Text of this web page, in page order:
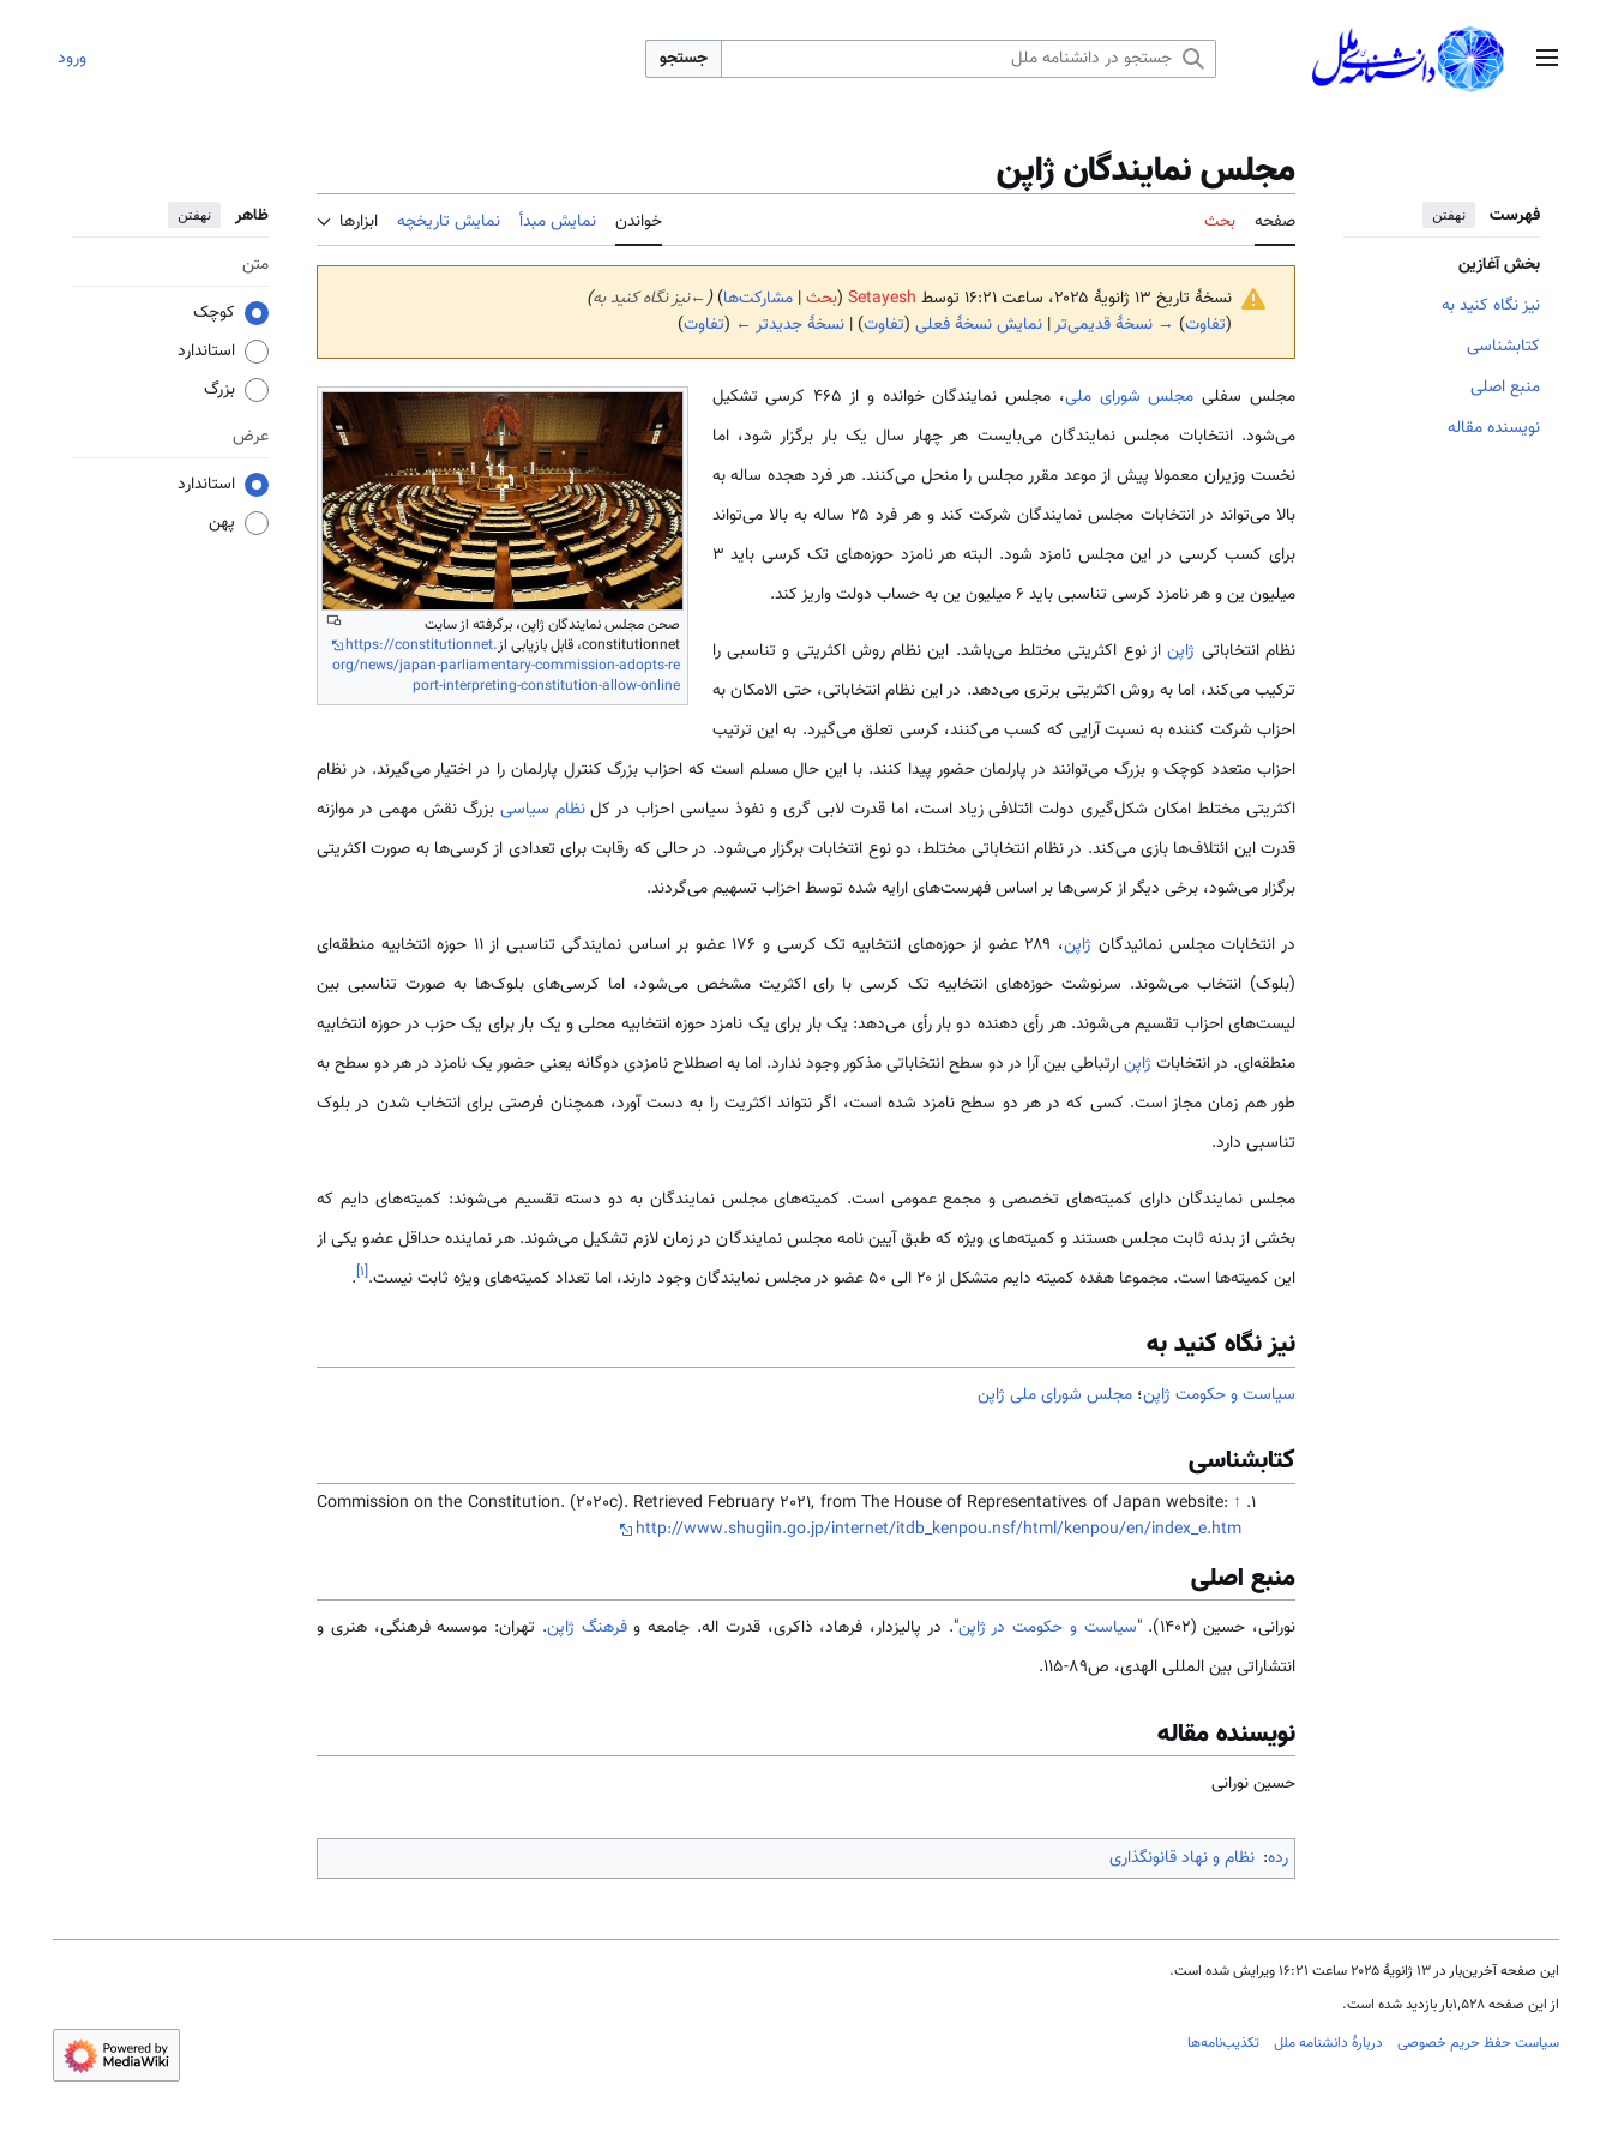
منوی اصلی جستجو ورود
فهرست نهفتن
بخش آغازین
نیز نگاه کنید به
کتابشناسی
منبع اصلی
نویسنده مقاله
مجلس نمایندگان ژاپن
صفحه بحث خواندن نمایش مبدأ نمایش تاریخچه ابزارها ظاهر نهفتن
متن
کوچک
استاندارد
بزرگ
عرض
استاندارد
پهن
نسخهٔ تاریخ ‏۱۳ ژانویهٔ ۲۰۲۵، ساعت ۱۶:۲۱ توسط Setayesh
(بحث| مشارکت‌ها)
(
←نیز نگاه کنید به)
(تفاوت) → نسخهٔ قدیمی‌تر| نمایش نسخهٔ فعلی (تفاوت) | نسخهٔ جدیدتر ← (تفاوت)
صحن مجلس نمایندگان ژاپن، برگرفته از سایت
constitutionnet، قابل بازیابی از
https://constitutionnet.
org/news/japan-parliamentary-commission-adopts-re
port-interpreting-constitution-allow-online
مجلس سفلی مجلس شورای ملی
، مجلس نمایندگان خوانده و از ۴۶۵ کرسی تشکیل
می‌شود. انتخابات مجلس نمایندگان می‌بایست هر چهار سال یک بار برگزار شود، اما
نخست وزیران معمولا پیش از موعد مقرر مجلس را منحل می‌کنند. هر فرد هجده ساله به
بالا می‌تواند در انتخابات مجلس نمایندگان شرکت کند و هر فرد ۲۵ ساله به بالا می‌تواند
برای کسب کرسی در این مجلس نامزد شود. البته هر نامزد حوزه‌های تک کرسی باید ۳
میلیون ین و هر نامزد کرسی تناسبی باید ۶ میلیون ین به حساب دولت واریز کند.
نظام انتخاباتی ژاپناز نوع اکثریتی مختلط می‌باشد. این نظام روش اکثریتی و تناسبی را
ترکیب می‌کند، اما به روش اکثریتی برتری می‌دهد. در این نظام انتخاباتی، حتی الامکان به
احزاب شرکت کننده به نسبت آرایی که کسب می‌کنند، کرسی تعلق می‌گیرد. به این ترتیب
احزاب متعدد کوچک و بزرگ می‌توانند در پارلمان حضور پیدا کنند. با این حال مسلم است که احزاب بزرگ کنترل پارلمان را در اختیار می‌گیرند. در نظام
اکثریتی مختلط امکان شکل‌گیری دولت ائتلافی زیاد است، اما قدرت لابی گری و نفوذ سیاسی احزاب در کلنظام سیاسی بزرگ نقش مهمی در موازنه
قدرت این ائتلاف‌ها بازی می‌کند. در نظام انتخاباتی مختلط، دو نوع انتخابات برگزار می‌شود. در حالی که رقابت برای تعدادی از کرسی‌ها به صورت اکثریتی
برگزار می‌شود، برخی دیگر از کرسی‌ها بر اساس فهرست‌های ارایه شده توسط احزاب تسهیم می‌گردند.
در انتخابات مجلس نمانیدگان ژاپن
، ۲۸۹ عضو از حوزه‌های انتخابیه تک کرسی و ۱۷۶ عضو بر اساس نمایندگی تناسبی از ۱۱ حوزه انتخابیه منطقه‌ای
(بلوک) انتخاب می‌شوند. سرنوشت حوزه‌های انتخابیه تک کرسی با رای اکثریت مشخص می‌شود، اما کرسی‌های بلوک‌ها به صورت تناسبی بین
لیست‌های احزاب تقسیم می‌شوند. هر رأی دهنده دو بار رأی می‌دهد: یک بار برای یک نامزد حوزه انتخابیه محلی و یک بار برای یک حزب در حوزه انتخابیه
منطقه‌ای. در انتخابات ژاپنارتباطی بین آرا در دو سطح انتخاباتی مذکور وجود ندارد. اما به اصطلاح نامزدی دوگانه یعنی حضور یک نامزد در هر دو سطح به
طور هم زمان مجاز است. کسی که در هر دو سطح نامزد شده است، اگر نتواند اکثریت را به دست آورد، همچنان فرصتی برای انتخاب شدن در بلوک
تناسبی دارد.
مجلس نمایندگان دارای کمیته‌های تخصصی و مجمع عمومی است. کمیته‌های مجلس نمایندگان به دو دسته تقسیم می‌شوند: کمیته‌های دایم که
بخشی از بدنه ثابت مجلس هستند و کمیته‌های ویژه که طبق آیین نامه مجلس نمایندگان در زمان لازم تشکیل می‌شوند. هر نماینده حداقل عضو یکی از
این کمیته‌ها است. مجموعا هفده کمیته دایم متشکل از ۲۰ الی ۵۰ عضو در مجلس نمایندگان وجود دارند، اما تعداد کمیته‌های ویژه ثابت نیست.
[۱]
.
نیز نگاه کنید به
سیاست و حکومت ژاپن؛ مجلس شورای ملی ژاپن
کتابشناسی
↑
Commission on the Constitution. (2020c). Retrieved February 2021, from The House of Representatives of Japan website:
http://www.shugiin.go.jp/internet/itdb_kenpou.nsf/html/kenpou/en/index_e.htm
منبع اصلی
نورانی، حسین (1402). " سیاست و حکومت در ژاپن". در پالیزدار، فرهاد، ذاکری، قدرت اله. جامعه وفرهنگ ژاپن. تهران: موسسه فرهنگی، هنری و
انتشاراتی بین المللی الهدی، ص89-115.
نویسنده مقاله
حسین نورانی
رده: نظام و نهاد قانونگذاری
این صفحه آخرین‌بار در ‏۱۳ ژانویهٔ ۲۰۲۵ ساعت ‏۱۶:۲۱ ویرایش شده است.
از این صفحه ۱٬۵۲۸بار بازدید شده است.
سیاست حفظ حریم خصوصی
دربارهٔ دانشنامه ملل تکذیب‌نامه‌ها